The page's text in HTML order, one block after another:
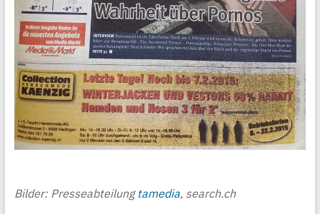
Bilder: Presseabteilung tamedia, search.ch